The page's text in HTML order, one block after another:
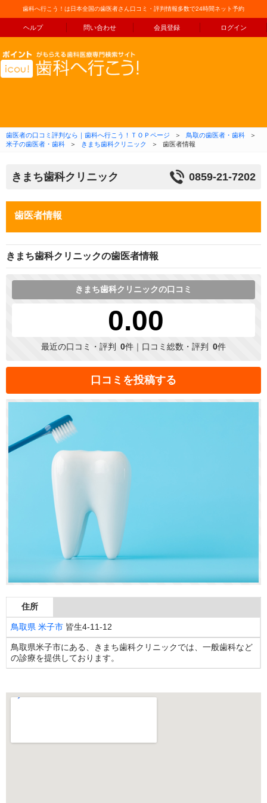
歯科へ行こう！は日本全国の歯医者さん口コミ・評判情報多数で24時間ネット予約
ヘルプ 問い合わせ 会員登録 ログイン
コンテンツへ移動
歯医者の口コミ評判なら｜歯科へ行こう！ＴＯＰページ ＞ 鳥取の歯医者・歯科
＞
米子の歯医者・歯科
＞ きまち歯科クリニック ＞ 歯医者情報
きまち歯科クリニック 0859-21-7202
歯医者情報
きまち歯科クリニックの歯医者情報
きまち歯科クリニックの口コミ
0.00
最近の口コミ・評判 0件｜口コミ総数・評判 0件
口コミを投稿する
住所
鳥取県 米子市 皆生4-11-12
鳥取県米子市にある、きまち歯科クリニックでは、一般歯科など
の診療を提供しております。